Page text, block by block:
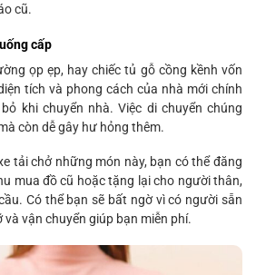
cũ.
cấp
ọp ẹp, hay chiếc tủ gỗ cồng kềnh vốn
tích và phong cách của nhà mới chính
khi chuyển nhà. Việc di chuyển chúng
còn dễ gây hư hỏng thêm.
tải chở những món này, bạn có thể đăng
mua đồ cũ hoặc tặng lại cho người thân,
Có thể bạn sẽ bất ngờ vì có người sẵn
vận chuyển giúp bạn miễn phí.